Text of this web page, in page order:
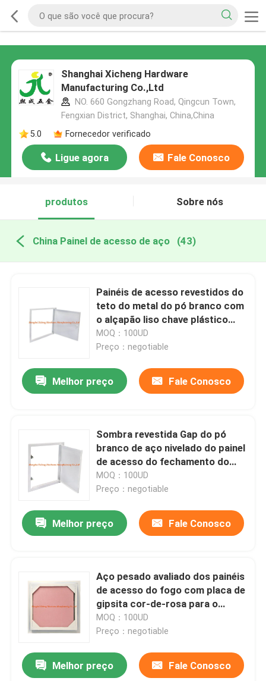
Shanghai Xicheng Hardware
Manufacturing Co.,Ltd
NO. 660 Gongzhang Road, Qingcun Town,
Fengxian District, Shanghai, China,China
5.0
Fornecedor verificado
Ligue agora Fale Conosco
produtos Sobre nós
China Painel de acesso de aço (43)
Painéis de acesso revestidos do
teto do metal do pó branco com
o alçapão liso chave plástico
azul do quadro
MOQ：100UD
Preço：negotiable
Melhor preço Fale Conosco
Sombra revestida Gap do pó
branco de aço nivelado do painel
de acesso do fechamento do
impulso do quadro
MOQ：100UD
Preço：negotiable
Melhor preço Fale Conosco
Aço pesado avaliado dos painéis
de acesso do fogo com placa de
gipsita cor-de-rosa para o
Drywall
MOQ：100UD
Preço：negotiable
Melhor preço Fale Conosco